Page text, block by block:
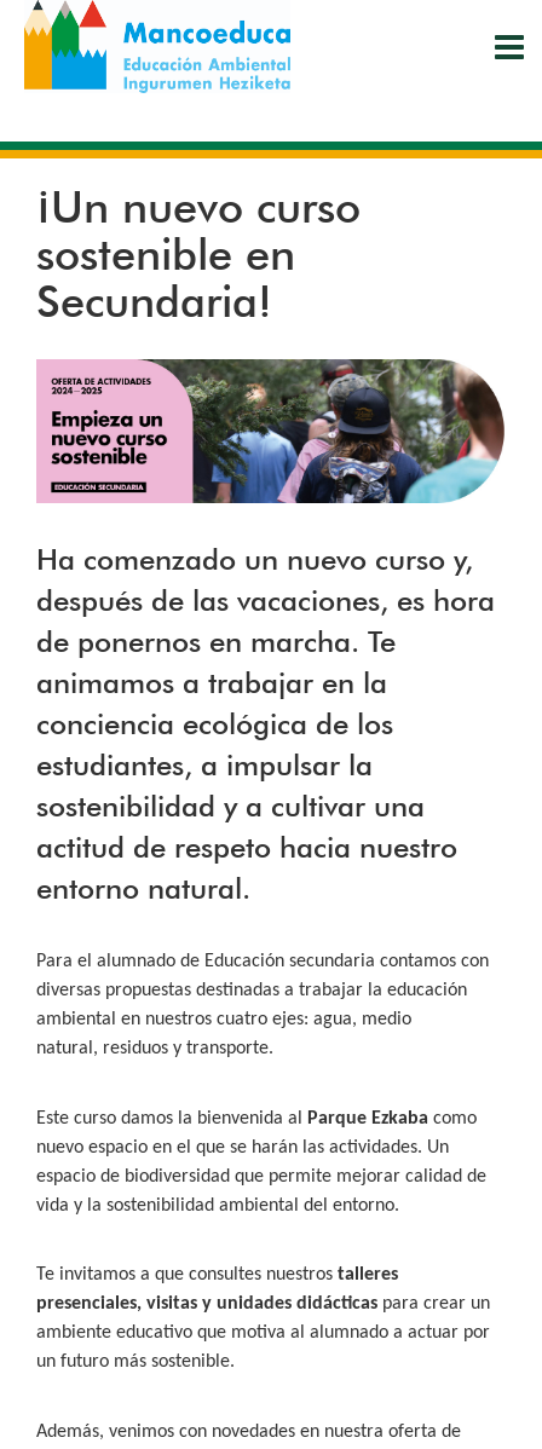
Pasar
contenido
principal
¡Un nuevo curso
sostenible en
Secundaria!
Ha comenzado un nuevo curso y,
después de las vacaciones, es hora
de ponernos en marcha. Te
animamos a trabajar en la
conciencia ecológica de los
estudiantes, a impulsar la
sostenibilidad y a cultivar una
actitud de respeto hacia nuestro
entorno natural.
Para el alumnado de Educación secundaria contamos con
diversas propuestas destinadas a trabajar la educación
ambiental en nuestros cuatro ejes: agua, medio
natural, residuos y transporte.
Este curso damos la bienvenida al Parque Ezkaba como
nuevo espacio en el que se harán las actividades. Un
espacio de biodiversidad que permite mejorar calidad de
vida y la sostenibilidad ambiental del entorno.
Te invitamos a que consultes nuestros talleres
presenciales, visitas y unidades didácticas para crear un
ambiente educativo que motiva al alumnado a actuar por
un futuro más sostenible.
Además, venimos con novedades en nuestra oferta de